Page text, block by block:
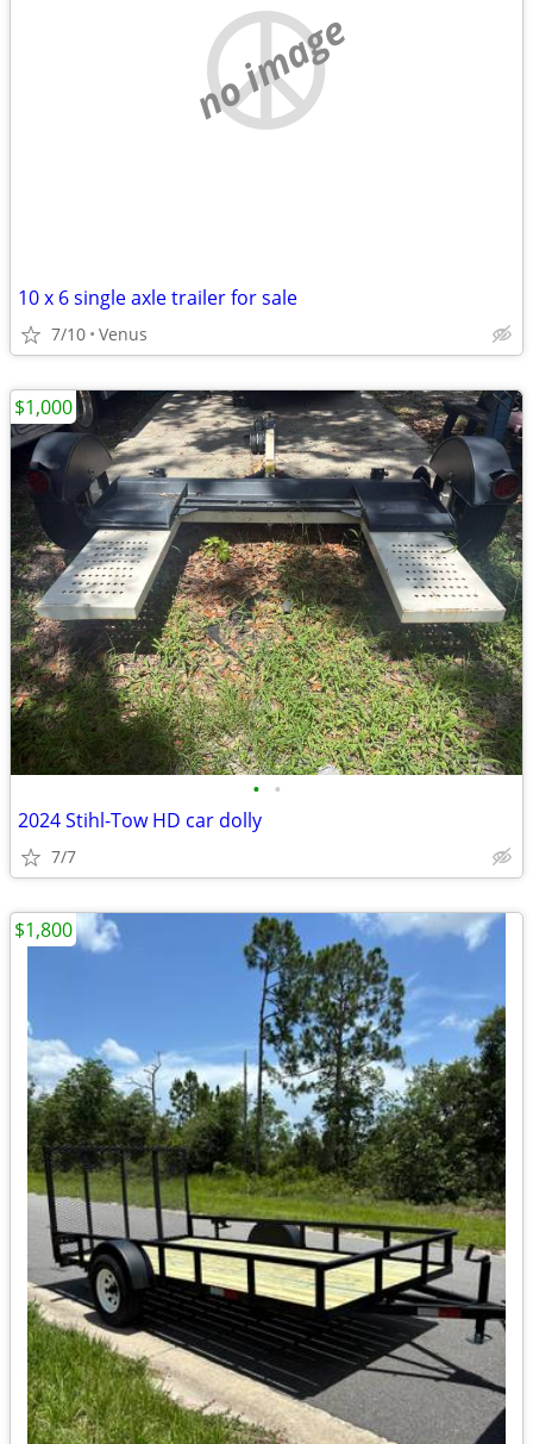
no image
10 x 6 single axle trailer for sale
7/10 Venus
• •
2024 Stihl-Tow HD car dolly
7/7
$1,000
$1,800